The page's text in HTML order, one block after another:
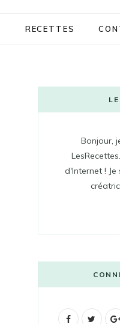
RECETTES
Bonjour,
d'Internet !
F